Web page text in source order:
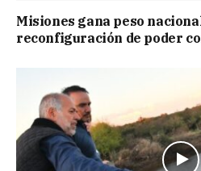
Misiones gana peso
reconfiguración de poder